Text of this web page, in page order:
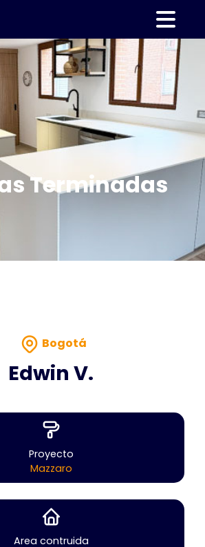
Terminadas
Bogotá
Edwin V.
Proyecto
Mazzaro
Area contruida